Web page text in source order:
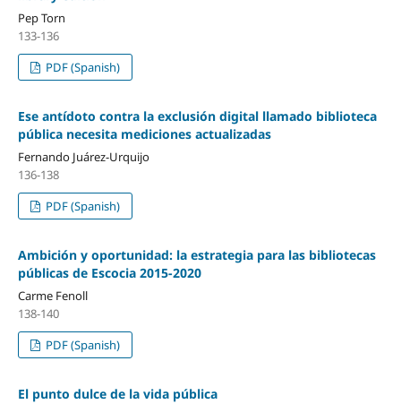
Pep Torn
133-136
PDF (Spanish)
Ese antí­doto contra la exclusión digital llamado biblioteca
pública necesita mediciones actualizadas
Fernando Juárez-Urquijo
136-138
PDF (Spanish)
Ambición y oportunidad: la estrategia para las bibliotecas
públicas de Escocia 2015-2020
Carme Fenoll
138-140
PDF (Spanish)
El punto dulce de la vida pública